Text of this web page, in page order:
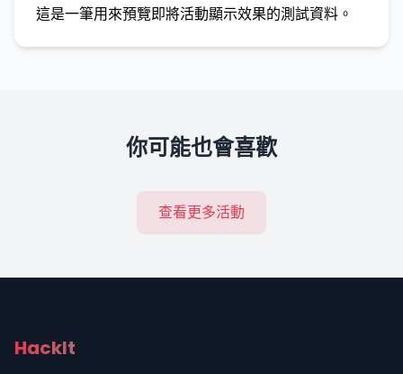
這是一筆用來預覽即將活動顯示效果的測試資料。
你可能也會喜歡
查看更多活動
HackIt